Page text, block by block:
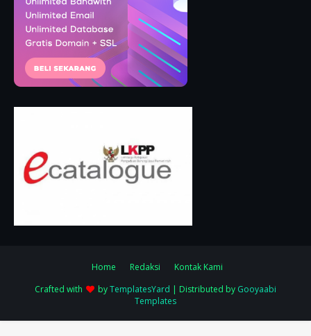
Home Redaksi
Kontak Kami
Crafted with
byTemplatesYard | Distributed by Gooyaabi
Templates